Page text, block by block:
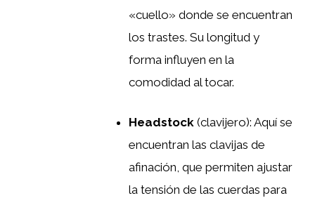
«cuello» donde se encuentran
los trastes. Su longitud y
forma influyen en la
comodidad al tocar.
Headstock (clavijero): Aquí se
encuentran las clavijas de
afinación, que permiten ajustar
la tensión de las cuerdas para